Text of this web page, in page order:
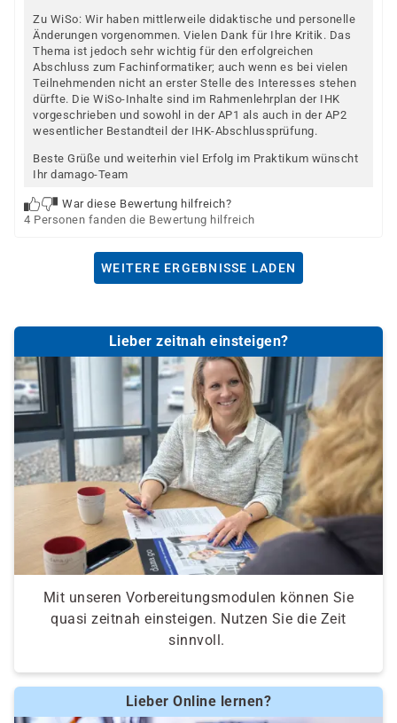
Zu WiSo: Wir haben mittlerweile didaktische und personelle
Änderungen vorgenommen. Vielen Dank für Ihre Kritik. Das
Thema ist jedoch sehr wichtig für den erfolgreichen
Abschluss zum Fachinformatiker; auch wenn es bei vielen
Teilnehmenden nicht an erster Stelle des Interesses stehen
dürfte. Die WiSo-Inhalte sind im Rahmenlehrplan der IHK
vorgeschrieben und sowohl in der AP1 als auch in der AP2
wesentlicher Bestandteil der IHK-Abschlussprüfung.
Beste Grüße und weiterhin viel Erfolg im Praktikum wünscht
Ihr damago-Team
War diese Bewertung hilfreich?
4 Personen fanden die Bewertung hilfreich
WEITERE ERGEBNISSE LADEN
Lieber zeitnah einsteigen?
Mit unseren Vorbereitungsmodulen können Sie
quasi zeitnah einsteigen. Nutzen Sie die Zeit
sinnvoll.
Lieber Online lernen?